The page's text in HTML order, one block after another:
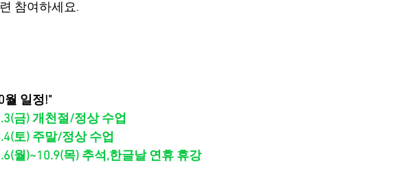
참여하세요.
월 일정!"
금) 개천절/정상 수업
토) 주말/정상 수업
월)~10.9(목) 추석,한글날 연휴 휴강